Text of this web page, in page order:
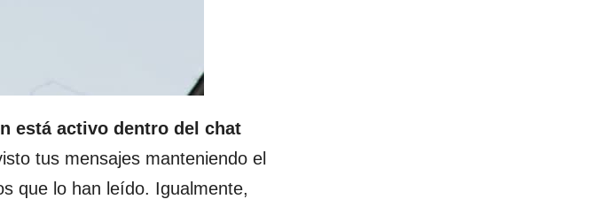
está activo dentro del chat
tus mensajes manteniendo el
que lo han leído. Igualmente,